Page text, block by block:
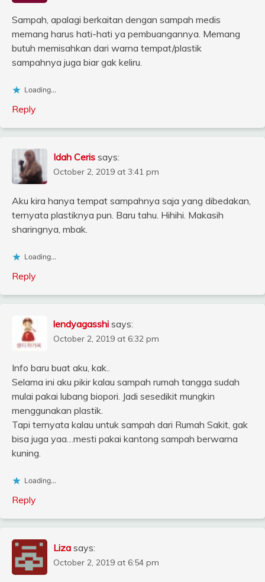
Sampah, apalagi berkaitan dengan sampah medis
memang harus hati-hati ya pembuangannya. Memang
butuh memisahkan dari warna tempat/plastik
sampahnya juga biar gak keliru.
Loading...
Reply
Idah Ceris says:
October 2, 2019 at 3:41 pm
Aku kira hanya tempat sampahnya saja yang dibedakan,
ternyata plastiknya pun. Baru tahu. Hihihi. Makasih
sharingnya, mbak.
Loading...
Reply
lendyagasshi says:
October 2, 2019 at 6:32 pm
Info baru buat aku, kak..
Selama ini aku pikir kalau sampah rumah tangga sudah
mulai pakai lubang biopori. Jadi sesedikit mungkin
menggunakan plastik.
Tapi ternyata kalau untuk sampah dari Rumah Sakit, gak
bisa juga yaa…mesti pakai kantong sampah berwarna
kuning.
Loading...
Reply
Liza says:
October 2, 2019 at 6:54 pm